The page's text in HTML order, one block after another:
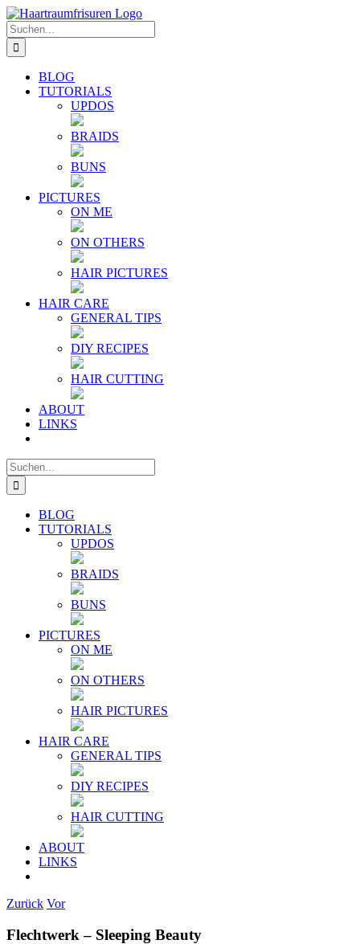
Zum
Inhalt
springen
E-
Mail
YouTube
Instagram
Facebook
Twitter
Suche
nach:
BLOG
TUTORIALS
UPDOS
BRAIDS
BUNS
PICTURES
ON ME
ON OTHERS
HAIR PICTURES
HAIR CARE
GENERAL TIPS
DIY RECIPES
HAIR CUTTING
ABOUT
LINKS
Suche
nach:
BLOG
TUTORIALS
UPDOS
BRAIDS
BUNS
PICTURES
ON ME
ON OTHERS
HAIR PICTURES
HAIR CARE
GENERAL TIPS
DIY RECIPES
HAIR CUTTING
ABOUT
LINKS
Zurück Vor
Flechtwerk – Sleeping Beauty